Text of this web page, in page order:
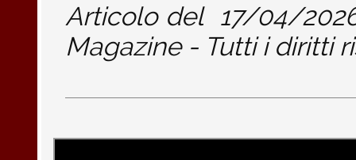
Articolo del 17/04/
Magazine - Tutti i diritti